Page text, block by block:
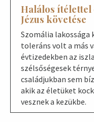
Halálos ítélettel
Jézus követése
Szomália
toleráns volt a más
évtizedekben az
szélsőségesek
családjukban sem
akik az életüket
vesznek a kezükbe.